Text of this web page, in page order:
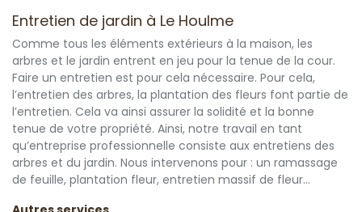
Entretien de jardin à Le Houlme
Comme tous les éléments extérieurs à la maison, les
arbres et le jardin entrent en jeu pour la tenue de la cour.
Faire un entretien est pour cela nécessaire. Pour cela,
l’entretien des arbres, la plantation des fleurs font partie de
l’entretien. Cela va ainsi assurer la solidité et la bonne
tenue de votre propriété. Ainsi, notre travail en tant
qu’entreprise professionnelle consiste aux entretiens des
arbres et du jardin. Nous intervenons pour : un ramassage
de feuille, plantation fleur, entretien massif de fleur…